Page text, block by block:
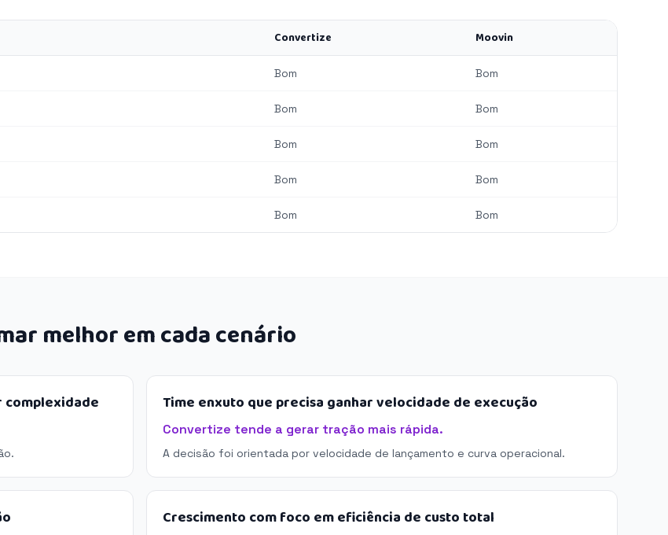
Convertize Moovin
Bom Bom
Bom Bom
Bom Bom
Bom Bom
Bom Bom
melhor em cada cenário
complexidade Time enxuto que precisa ganhar velocidade de execução
Convertize tende a gerar tração mais rápida.
A decisão foi orientada por velocidade de lançamento e curva operacional.
Crescimento com foco em eficiência de custo total